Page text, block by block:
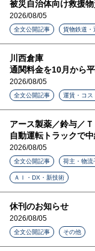
被災自治体向け救援
2026/08/05
全文公開記事 貨物鉄道・
川西倉庫
通関料金を10月から
2026/08/05
全文公開記事 運賃・コス
アース製薬／鈴与／Ｔ
自動運転トラックで
2026/08/05
全文公開記事 荷主・物流
ＡＩ・DX・新技術
休刊のお知らせ
2026/08/05
全文公開記事 その他